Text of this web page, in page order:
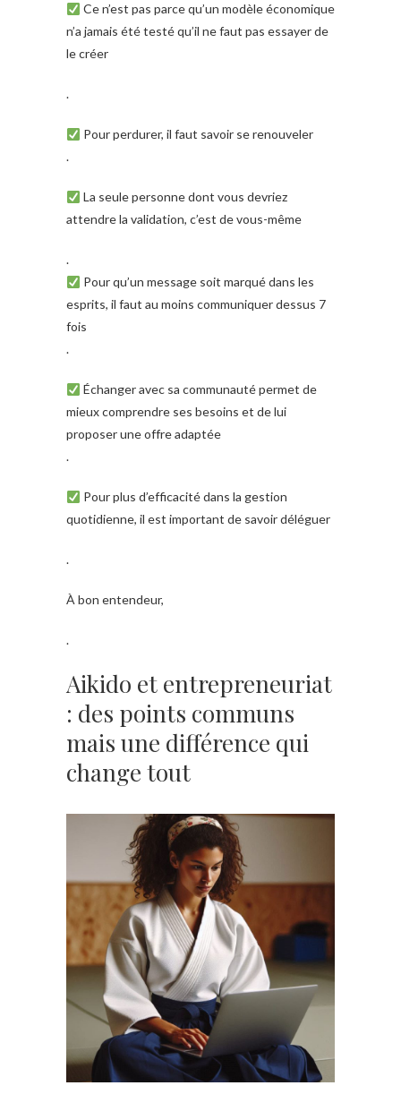
Ce n’est pas parce qu’un modèle économique
n’a jamais été testé qu’il ne faut pas essayer de
le créer
.
Pour perdurer, il faut savoir se renouveler
.
La seule personne dont vous devriez
attendre la validation, c’est de vous-même
.
Pour qu’un message soit marqué dans les
esprits, il faut au moins communiquer dessus 7
fois
.
Échanger avec sa communauté permet de
mieux comprendre ses besoins et de lui
proposer une offre adaptée
.
Pour plus d’efficacité dans la gestion
quotidienne, il est important de savoir déléguer
.
À bon entendeur,
.
Aikido et entrepreneuriat
: des points communs
mais une différence qui
change tout